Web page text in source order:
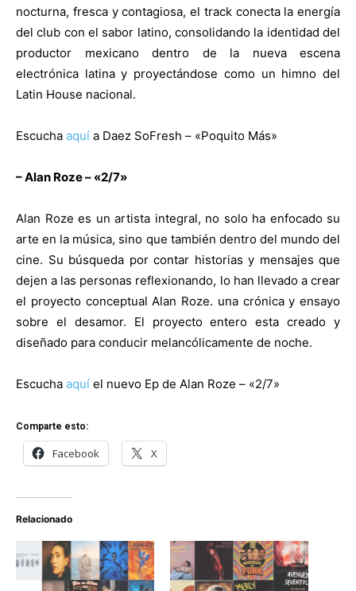
nocturna, fresca y contagiosa, el track conecta la energía
del club con el sabor latino, consolidando la identidad del
productor mexicano dentro de la nueva escena
electrónica latina y proyectándose como un himno del
Latin House nacional.
Escucha aquí a Daez SoFresh – «Poquito Más»
– Alan Roze – «2/7»
Alan Roze es un artista integral, no solo ha enfocado su
arte en la música, sino que también dentro del mundo del
cine. Su búsqueda por contar historias y mensajes que
dejen a las personas reflexionando, lo han llevado a crear
el proyecto conceptual Alan Roze. una crónica y ensayo
sobre el desamor. El proyecto entero esta creado y
diseñado para conducir melancólicamente de noche.
Escucha aquí el nuevo Ep de Alan Roze – «2/7»
Comparte esto:
Facebook X
Relacionado